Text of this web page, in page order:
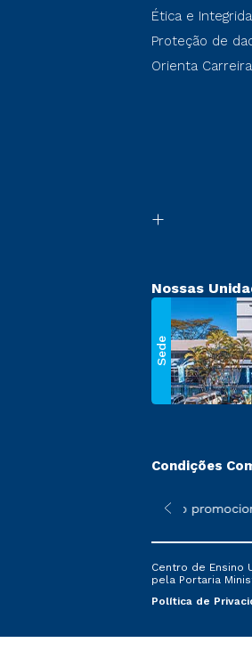
Ética e
Proteção de
Orienta Carreira
Nossas
Sede
Condições
sofrer alterações nos
*A condição
Centro de Ensino
pela Portaria
Política de